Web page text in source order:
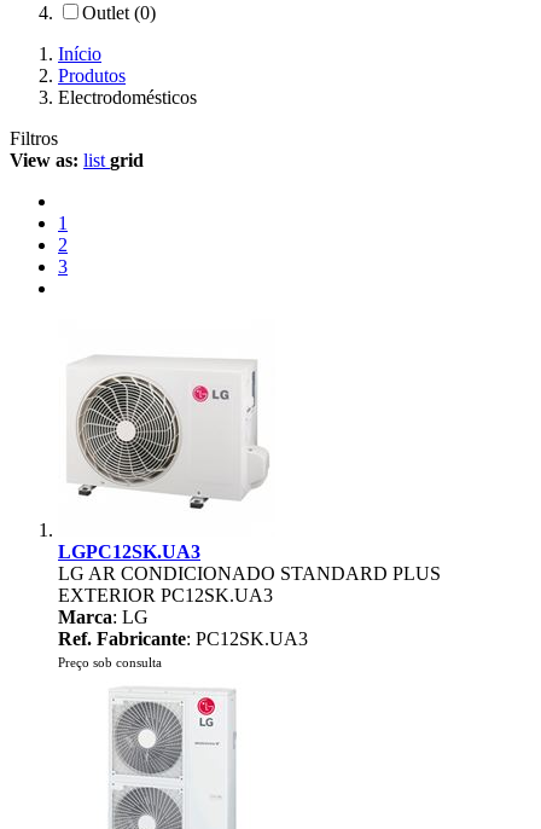
Outlet (0)
Início
Produtos
Electrodomésticos
Filtros
View as: list grid
1
2
3
LGPC12SK.UA3
LG AR CONDICIONADO STANDARD PLUS
EXTERIOR PC12SK.UA3
Marca: LG
Ref. Fabricante: PC12SK.UA3
Preço sob consulta